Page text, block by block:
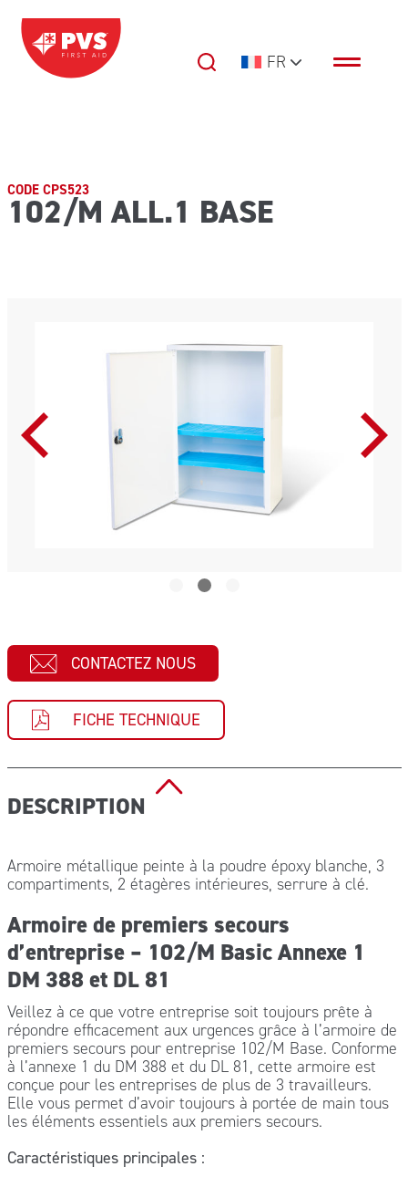
Passer au contenu
Navigation principale FR
CODE CPS523
102/M ALL.1 BASE
CONTACTEZ NOUS
FICHE TECHNIQUE
DESCRIPTION
Armoire métallique peinte à la poudre époxy blanche, 3
compartiments, 2 étagères intérieures, serrure à clé.
Armoire de premiers secours
d’entreprise – 102/M Basic Annexe 1
DM 388 et DL 81
Veillez à ce que votre entreprise soit toujours prête à
répondre efficacement aux urgences grâce à l’armoire de
premiers secours pour entreprise 102/M Base. Conforme
à l’annexe 1 du DM 388 et du DL 81, cette armoire est
conçue pour les entreprises de plus de 3 travailleurs.
Elle vous permet d’avoir toujours à portée de main tous
les éléments essentiels aux premiers secours.
Caractéristiques principales :